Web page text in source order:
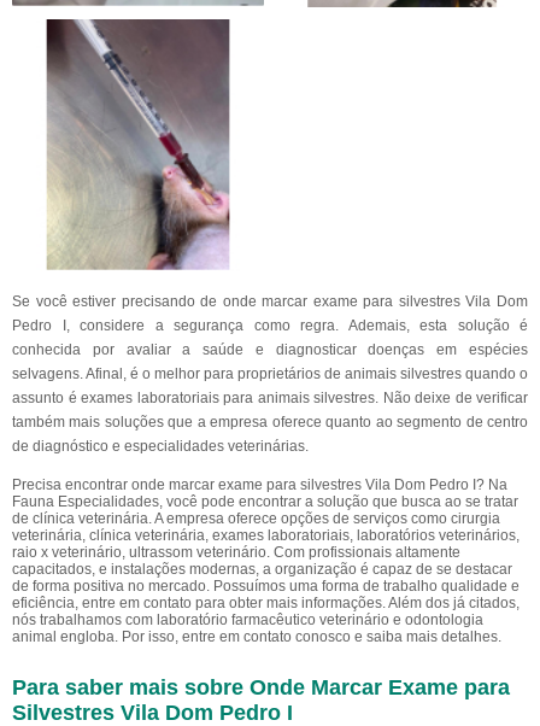
Se você estiver precisando de onde marcar exame para silvestres Vila Dom
Pedro I, considere a segurança como regra. Ademais, esta solução é
conhecida por avaliar a saúde e diagnosticar doenças em espécies
selvagens. Afinal, é o melhor para proprietários de animais silvestres quando o
assunto é exames laboratoriais para animais silvestres. Não deixe de verificar
também mais soluções que a empresa oferece quanto ao segmento de centro
de diagnóstico e especialidades veterinárias.
Precisa encontrar onde marcar exame para silvestres Vila Dom Pedro I? Na
Fauna Especialidades, você pode encontrar a solução que busca ao se tratar
de clínica veterinária. A empresa oferece opções de serviços como cirurgia
veterinária, clínica veterinária, exames laboratoriais, laboratórios veterinários,
raio x veterinário, ultrassom veterinário. Com profissionais altamente
capacitados, e instalações modernas, a organização é capaz de se destacar
de forma positiva no mercado. Possuímos uma forma de trabalho qualidade e
eficiência, entre em contato para obter mais informações. Além dos já citados,
nós trabalhamos com laboratório farmacêutico veterinário e odontologia
animal engloba. Por isso, entre em contato conosco e saiba mais detalhes.
Para saber mais sobre Onde Marcar Exame para
Silvestres Vila Dom Pedro I